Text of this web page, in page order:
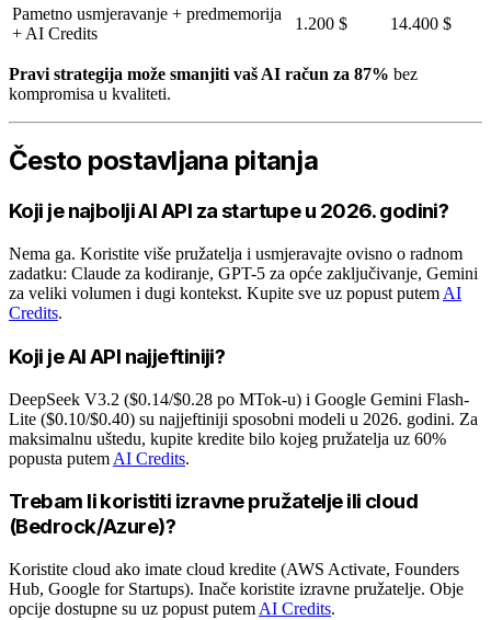
Pametno usmjeravanje + predmemorija
+ AI Credits
1.200 $ 14.400 $
Pravi strategija može smanjiti vaš AI račun za 87% bez
kompromisa u kvaliteti.
Često postavljana pitanja
Koji je najbolji AI API za startupe u 2026. godini?
Nema ga. Koristite više pružatelja i usmjeravajte ovisno o radnom
zadatku: Claude za kodiranje, GPT-5 za opće zaključivanje, Gemini
za veliki volumen i dugi kontekst. Kupite sve uz popust putem AI
Credits.
Koji je AI API najjeftiniji?
DeepSeek V3.2 ($0.14/$0.28 po MTok-u) i Google Gemini Flash-
Lite ($0.10/$0.40) su najjeftiniji sposobni modeli u 2026. godini. Za
maksimalnu uštedu, kupite kredite bilo kojeg pružatelja uz 60%
popusta putem AI Credits.
Trebam li koristiti izravne pružatelje ili cloud
(Bedrock/Azure)?
Koristite cloud ako imate cloud kredite (AWS Activate, Founders
Hub, Google for Startups). Inače koristite izravne pružatelje. Obje
opcije dostupne su uz popust putem AI Credits.